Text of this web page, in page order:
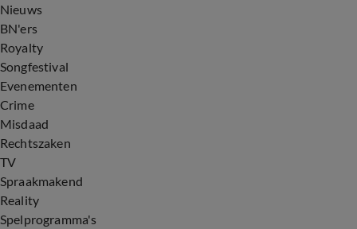
Nieuws
BN'ers
Royalty
Songfestival
Evenementen
Crime
Misdaad
Rechtszaken
TV
Spraakmakend
Reality
Spelprogramma's